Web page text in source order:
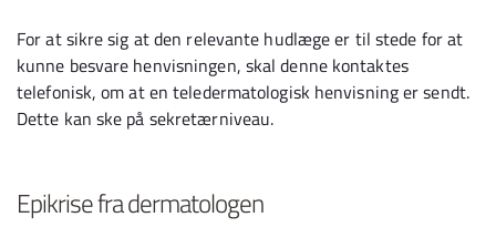
For at sikre sig at den relevante hudlæge er til stede for at
kunne besvare henvisningen, skal denne kontaktes
telefonisk, om at en teledermatologisk henvisning er sendt.
Dette kan ske på sekretærniveau.
Epikrise fra dermatologen